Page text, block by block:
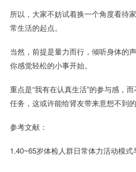
所以，大家不妨试着换一个角度看待
常生活的起点。
当然，前提是量力而行，倾听身体的
你感觉轻松的小事开始。
重点是“我有在认真生活”的参与感，
任务，这或许能给肾友带来意想不到的
参考文献：
1.40~65岁体检人群日常体力活动模